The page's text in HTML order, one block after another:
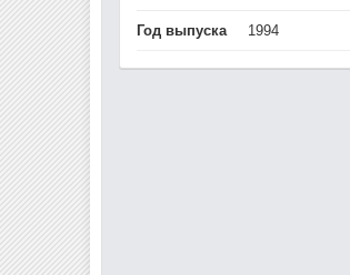
Год выпуска 1994